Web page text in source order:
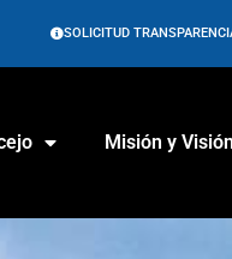
SOLICITUD
Misión y Visión